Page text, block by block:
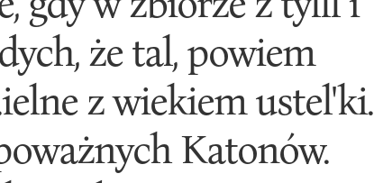
że tal, powiem
z wiekiem ustel'ki.
Katonów.